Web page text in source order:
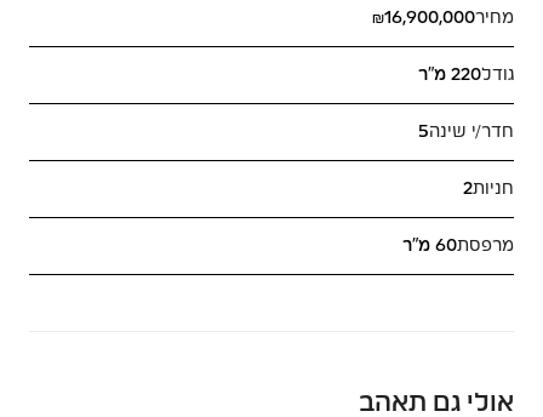
מחיר₪16,900,000
גודל220 מ"ר
חדר/י שינה5
חניות2
מרפסת60 מ"ר
אולי גם תאהב